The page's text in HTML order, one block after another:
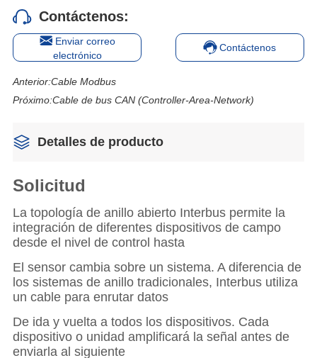
Contáctenos:
Enviar correo
electrónico
Contáctenos
Anterior:Cable Modbus
Próximo:Cable de bus CAN (Controller-Area-Network)
Detalles de producto